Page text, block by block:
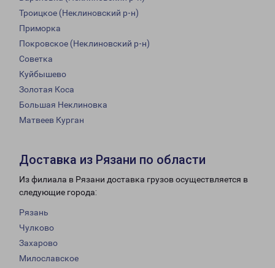
Троицкое (Неклиновский р-н)
Приморка
Покровское (Неклиновский р-н)
Советка
Куйбышево
Золотая Коса
Большая Неклиновка
Матвеев Курган
Доставка из Рязани по области
Из филиала в Рязани доставка грузов осуществляется в
следующие города:
Рязань
Чулково
Захарово
Милославское